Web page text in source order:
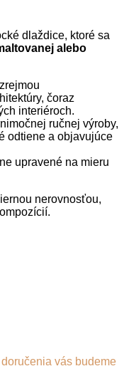
dlaždice, ktoré sa
alebo
čoraz
interiéroch.
ručnej výroby,
odtiene a objavujúce
upravené na mieru
nerovnosťou,
vás budeme